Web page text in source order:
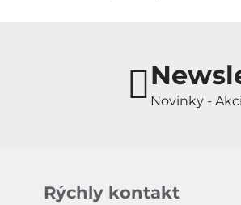
Novinky -
Rýchly kontakt